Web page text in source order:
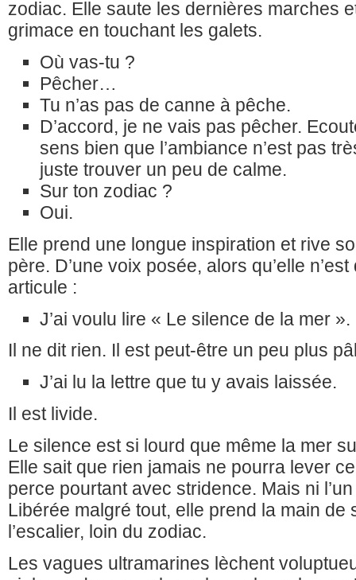
zodiac. Elle saute les dernières marches
grimace en touchant les galets.
Où vas-tu ?
Pêcher…
Tu n’as pas de canne à pêche.
D’accord, je ne vais pas pêcher.
sens bien que l’ambiance n’est pas
juste trouver un peu de calme.
Sur ton zodiac ?
Oui.
Elle prend une longue inspiration et rive
père. D’une voix posée, alors qu’elle
articule :
J’ai voulu lire « Le silence de la mer ».
Il ne dit rien. Il est peut-être un peu plus
J’ai lu la lettre que tu y avais laissée.
Il est livide.
Le silence est si lourd que même la mer
Elle sait que rien jamais ne pourra lever
perce pourtant avec stridence. Mais ni
Libérée malgré tout, elle prend la main de
l’escalier, loin du zodiac.
Les vagues ultramarines lèchent